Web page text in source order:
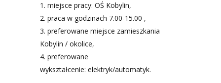
miejsce pracy: OŚ Kobylin,
praca w godzinach 7.00-15.00 ,
preferowane miejsce zamieszkania
Kobylin / okolice,
preferowane
wykształcenie: elektryk/automatyk.